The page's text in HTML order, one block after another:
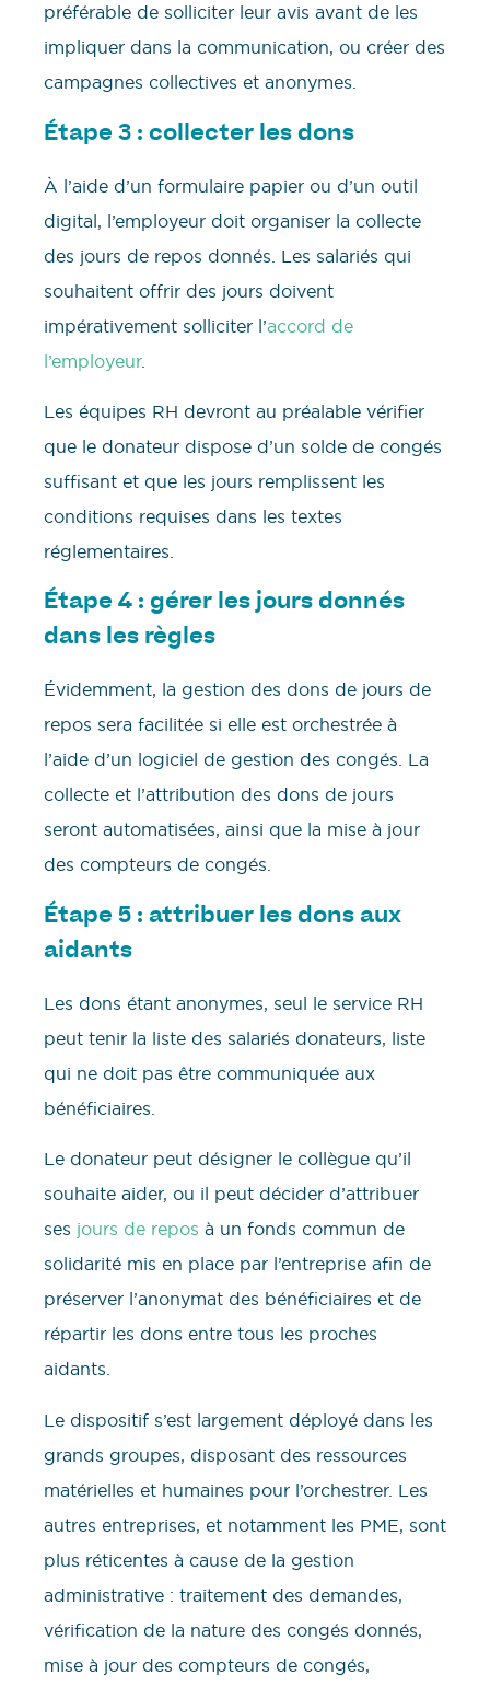
préférable de solliciter leur avis avant de les
impliquer dans la communication, ou créer des
campagnes collectives et anonymes.
Étape 3 : collecter les dons
À l’aide d’un formulaire papier ou d’un outil
digital, l’employeur doit organiser la collecte
des jours de repos donnés. Les salariés qui
souhaitent offrir des jours doivent
impérativement solliciter l’accord de
l’employeur.
Les équipes RH devront au préalable vérifier
que le donateur dispose d’un solde de congés
suffisant et que les jours remplissent les
conditions requises dans les textes
réglementaires.
Étape 4 : gérer les jours donnés
dans les règles
Évidemment, la gestion des dons de jours de
repos sera facilitée si elle est orchestrée à
l’aide d’un logiciel de gestion des congés. La
collecte et l’attribution des dons de jours
seront automatisées, ainsi que la mise à jour
des compteurs de congés.
Étape 5 : attribuer les dons aux
aidants
Les dons étant anonymes, seul le service RH
peut tenir la liste des salariés donateurs, liste
qui ne doit pas être communiquée aux
bénéficiaires.
Le donateur peut désigner le collègue qu’il
souhaite aider, ou il peut décider d’attribuer
ses jours de repos à un fonds commun de
solidarité mis en place par l’entreprise afin de
préserver l’anonymat des bénéficiaires et de
répartir les dons entre tous les proches
aidants.
Le dispositif s’est largement déployé dans les
grands groupes, disposant des ressources
matérielles et humaines pour l’orchestrer. Les
autres entreprises, et notamment les PME, sont
plus réticentes à cause de la gestion
administrative : traitement des demandes,
vérification de la nature des congés donnés,
mise à jour des compteurs de congés,